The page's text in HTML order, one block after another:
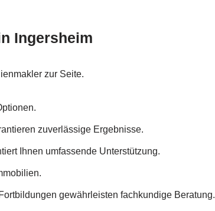
Ingersheim
zur Seite.
zuverlässige Ergebnisse.
Ihnen umfassende Unterstützung.
gewährleisten fachkundige Beratung.